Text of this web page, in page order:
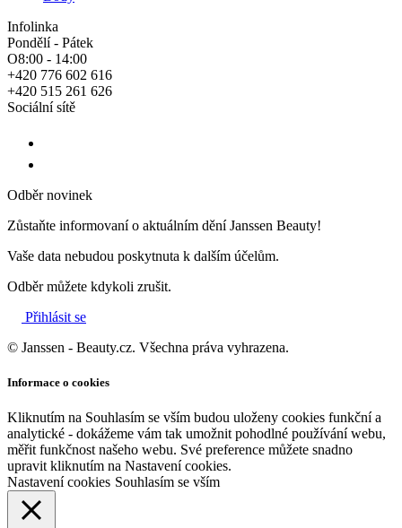
Infolinka
Pondělí - Pátek
O8:00 - 14:00
+420 776 602 616
+420 515 261 626
Sociální sítě
Odběr novinek
Zůstaňte informovaní o aktuálním dění Janssen Beauty!
Vaše data nebudou poskytnuta k dalším účelům.
Odběr můžete kdykoli zrušit.
Přihlásit se
© Janssen - Beauty.cz. Všechna práva vyhrazena.
Informace o cookies
Kliknutím na Souhlasím se vším budou uloženy cookies funkční a
analytické - dokážeme vám tak umožnit pohodlné používání webu,
měřit funkčnost našeho webu. Své preference můžete snadno
upravit kliknutím na Nastavení cookies.
Nastavení cookies Souhlasím se vším